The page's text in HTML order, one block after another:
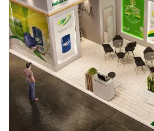
سپهر فردا
صنایع پلاستیک